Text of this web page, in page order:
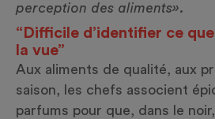
perception des aliments».
“Difficile d’identifier ce que
la vue”
Aux aliments de qualité, aux
saison, les chefs associent
parfums pour que, dans le